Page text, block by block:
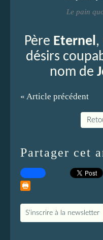
Le pain
Père Eternel,
désirs
nom de
« Article précédent
Partager cet
S'inscrire à la newsletter